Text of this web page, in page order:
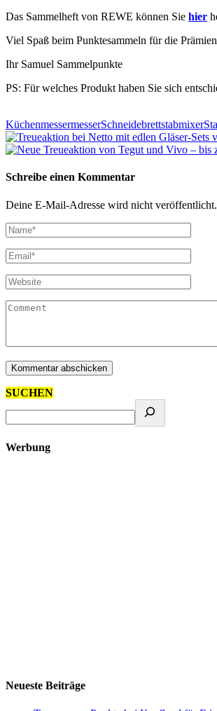
Das Sammelheft von REWE können Sie hier
Viel Spaß beim Punktesammeln für die
Ihr Samuel Sammelpunkte
PS: Für welches Produkt haben Sie sich
KüchenmessermesserSchneidebrettstabmixer
Schreibe einen Kommentar
Deine E-Mail-Adresse wird nicht veröffentlicht.
SUCHEN
Werbung
Neueste Beiträge